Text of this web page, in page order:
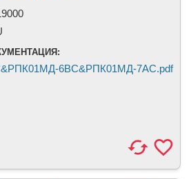
6ВС&РПК01МД-7АС.pdf